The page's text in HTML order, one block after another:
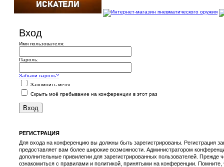
Вход
Имя пользователя:
Пароль:
Забыли пароль?
Запомнить меня
Скрыть моё пребывание на конференции в этот раз
РЕГИСТРАЦИЯ
Для входа на конференцию вы должны быть зарегистрированы. Регистрация
предоставляет вам более широкие возможности. Администратором
дополнительные привилегии для зарегистрированных пользователей. Прежде
ознакомиться с правилами и политикой, принятыми на конференции.